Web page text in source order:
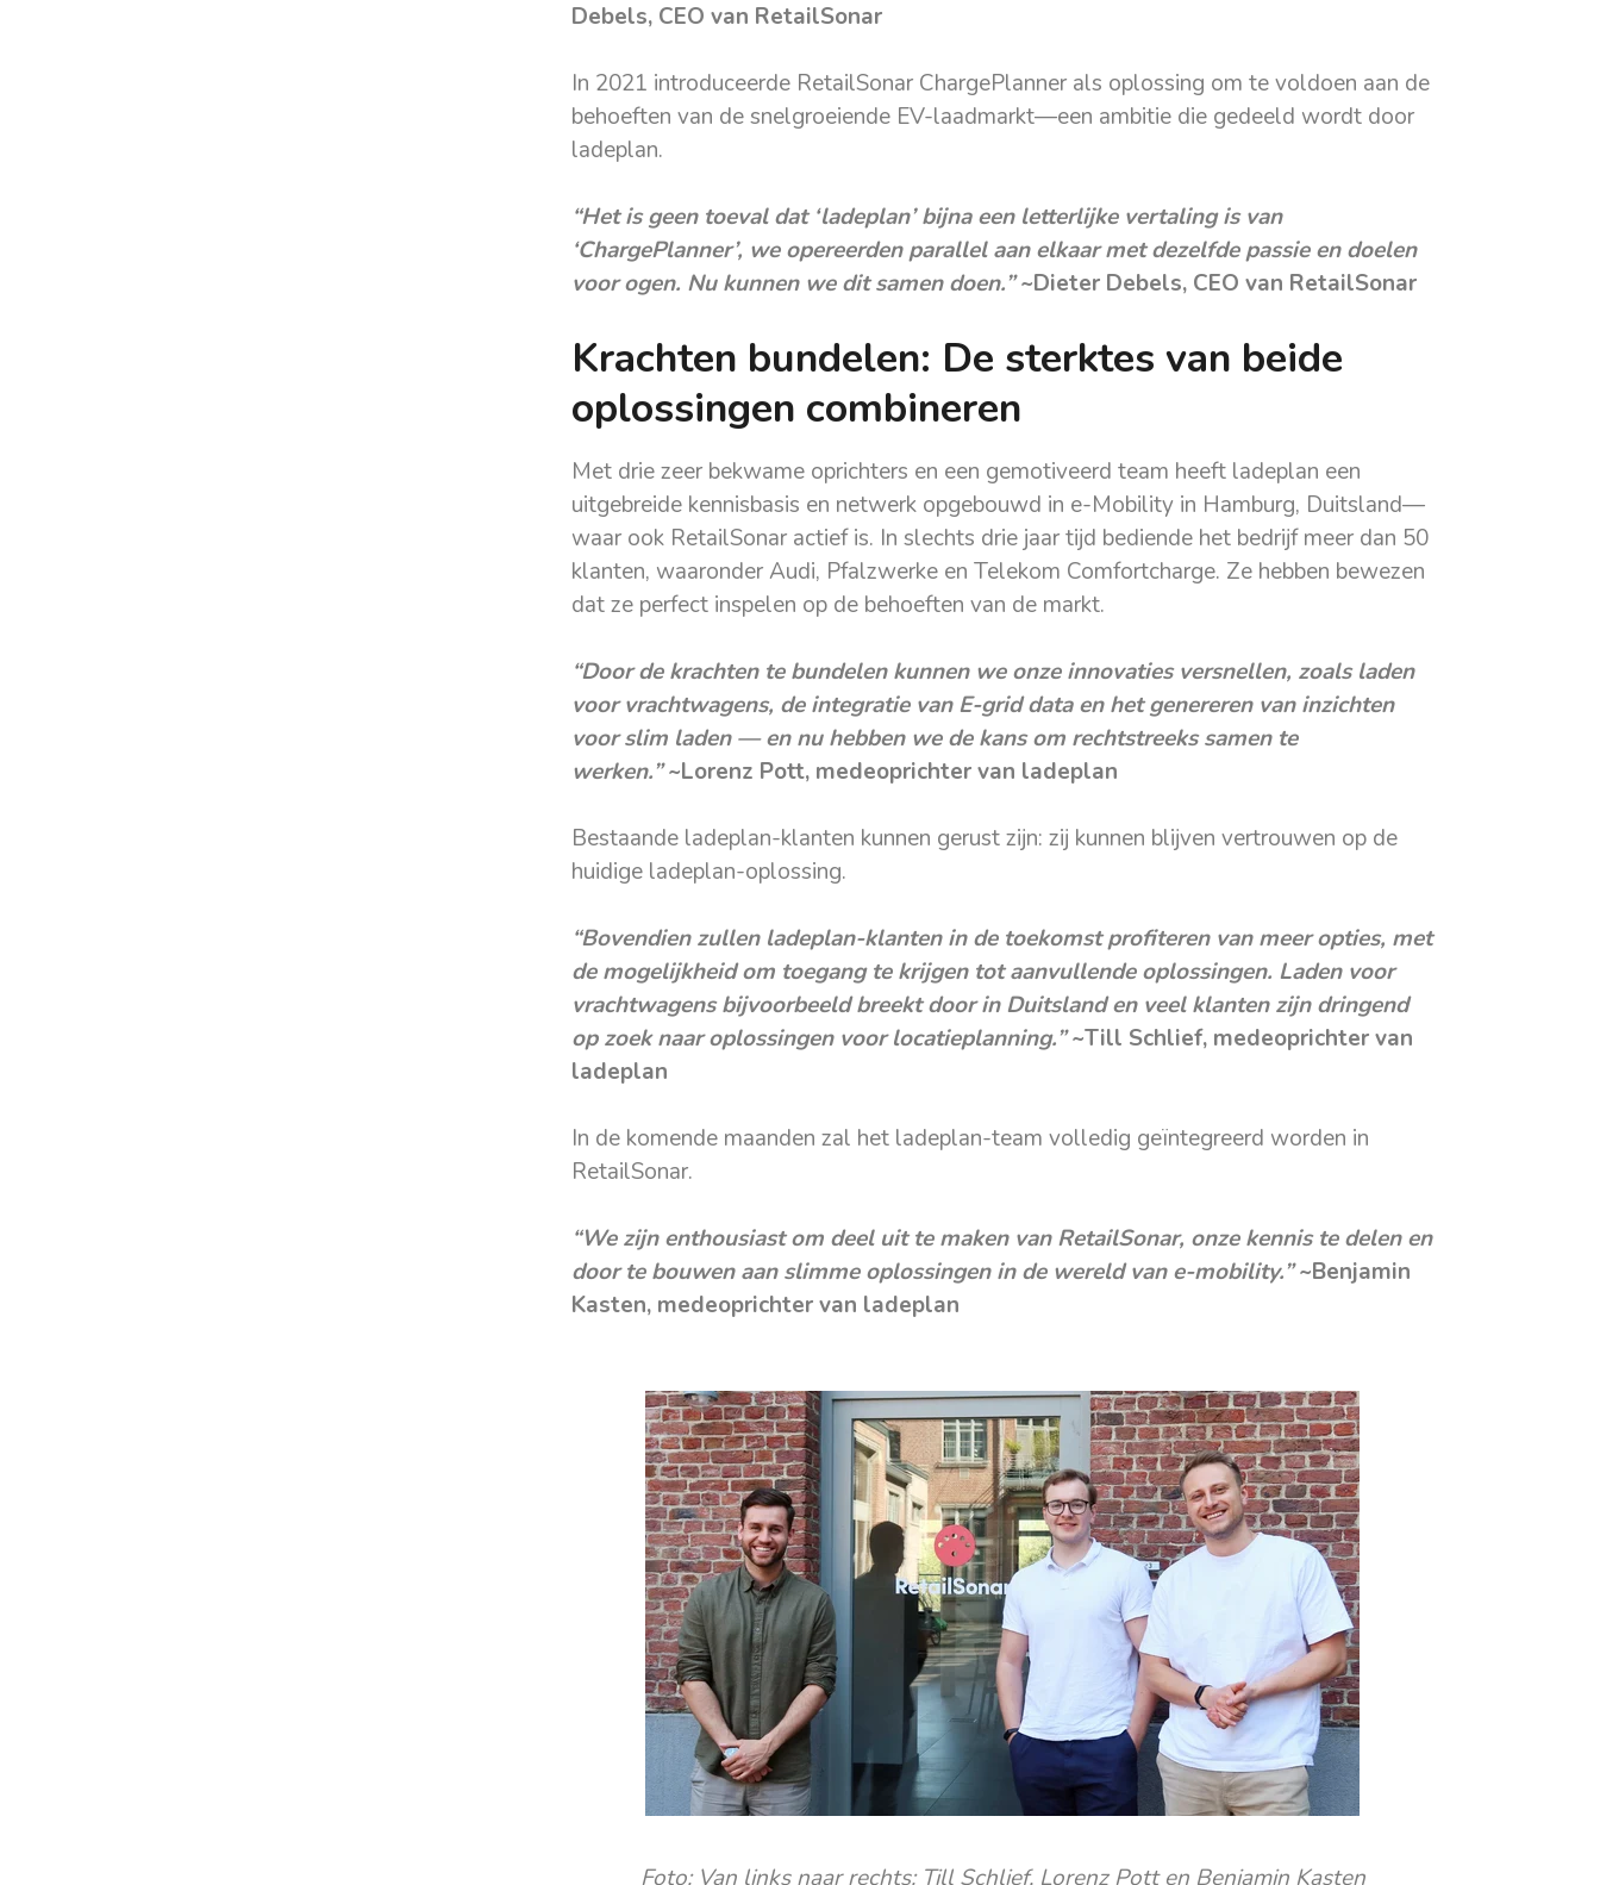
Debels, CEO van RetailSonar
In 2021 introduceerde RetailSonar ChargePlanner als oplossing om te voldoen aan de
behoeften van de snelgroeiende EV-laadmarkt—een ambitie die gedeeld wordt door
ladeplan.
“Het is geen toeval dat ‘ladeplan’ bijna een letterlijke vertaling is van
‘ChargePlanner’, we opereerden parallel aan elkaar met dezelfde passie en doelen
voor ogen. Nu kunnen we dit samen doen.”~Dieter Debels, CEO van RetailSonar
Krachten bundelen: De sterktes van beide
oplossingen combineren
Met drie zeer bekwame oprichters en een gemotiveerd team heeft ladeplan een
uitgebreide kennisbasis en netwerk opgebouwd in e-Mobility in Hamburg, Duitsland—
waar ook RetailSonar actief is. In slechts drie jaar tijd bediende het bedrijf meer dan 50
klanten, waaronder Audi, Pfalzwerke en Telekom Comfortcharge. Ze hebben bewezen
dat ze perfect inspelen op de behoeften van de markt.
“Door de krachten te bundelen kunnen we onze innovaties versnellen, zoals laden
voor vrachtwagens, de integratie van E-grid data en het genereren van inzichten
voor slim laden — en nu hebben we de kans om rechtstreeks samen te
werken.”~Lorenz Pott, medeoprichter van ladeplan
Bestaande ladeplan-klanten kunnen gerust zijn: zij kunnen blijven vertrouwen op de
huidige ladeplan-oplossing.
“Bovendien zullen ladeplan-klanten in de toekomst profiteren van meer opties, met
de mogelijkheid om toegang te krijgen tot aanvullende oplossingen. Laden voor
vrachtwagens bijvoorbeeld breekt door in Duitsland en veel klanten zijn dringend
op zoek naar oplossingen voor locatieplanning.”~Till Schlief, medeoprichter van
ladeplan
In de komende maanden zal het ladeplan-team volledig geïntegreerd worden in
RetailSonar.
“We zijn enthousiast om deel uit te maken van RetailSonar, onze kennis te delen en
door te bouwen aan slimme oplossingen in de wereld van e-mobility.”~Benjamin
Kasten, medeoprichter van ladeplan
Foto: Van links naar rechts: Till Schlief, Lorenz Pott en Benjamin Kasten